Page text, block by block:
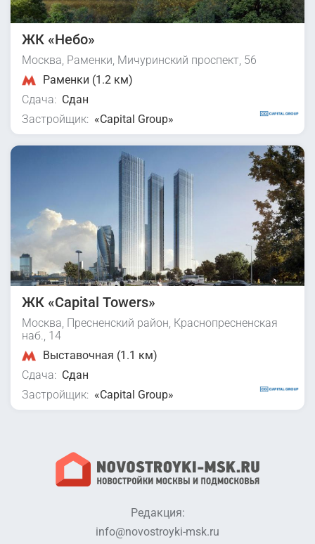
ЖК «Небо»
Москва, Раменки, Мичуринский проспект, 56
Раменки (1.2 км)
Сдача: Сдан
Застройщик: «Capital Group»
ЖК «Capital Towers»
Москва, Пресненский район, Краснопресненская
наб., 14
Выставочная (1.1 км)
Сдача: Сдан
Застройщик: «Capital Group»
Редакция:
info@novostroyki-msk.ru